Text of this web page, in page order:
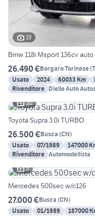
19
Bmw 118i Msport 136cv auto
26.490 €Borgaro Torinese(
Usato
2024 60033 Km
Rivenditore Dielle Auto
30
Toyota Supra 3.0i TURBO
26.500 €Busca (CN)
Usato
07/1989 147000
Rivenditore Automodellista
5
Mercedes 500sec w/c126
27.000 €Busca (CN)
Usato
01/1989 187000